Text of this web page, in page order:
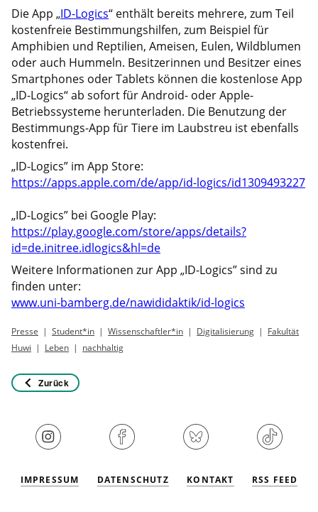
Die App „ID-Logics“ enthält bereits mehrere, zum Teil
kostenfreie Bestimmungshilfen, zum Beispiel für
Amphibien und Reptilien, Ameisen, Eulen, Wildblumen
oder auch Hummeln. Besitzerinnen und Besitzer eines
Smartphones oder Tablets können die kostenlose App
„ID-Logics“ ab sofort für Android- oder Apple-
Betriebssysteme herunterladen. Die Benutzung der
Bestimmungs-App für Tiere im Laubstreu ist ebenfalls
kostenfrei.
„ID-Logics” im App Store:
https://apps.apple.com/de/app/id-logics/id1309493227
„ID-Logics” bei Google Play:
https://play.google.com/store/apps/details?
id=de.initree.idlogics&hl=de
Weitere Informationen zur App „ID-Logics” sind zu
finden unter:
www.uni-bamberg.de/nawididaktik/id-logics
Presse Student*in Wissenschaftler*in Digitalisierung
Fakultät
Huwi
Leben nachhaltig
Zurück
IMPRESSUM DATENSCHUTZ KONTAKT RSS FEED